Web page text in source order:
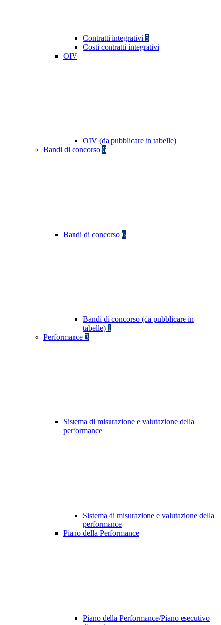
Contratti integrativi 5
Costi contratti integrativi
OIV
OIV (da pubblicare in tabelle)
Bandi di concorso 6
Bandi di concorso 6
Bandi di concorso (da pubblicare in
tabelle) 1
Performance 3
Sistema di misurazione e valutazione della
performance
Sistema di misurazione e valutazione della
performance
Piano della Performance
Piano della Performance/Piano esecutivo